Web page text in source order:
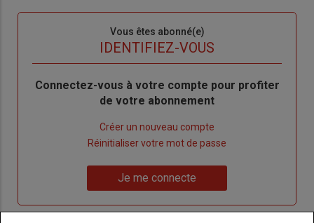
Vous êtes abonné(e)
IDENTIFIEZ-VOUS
Body
Connectez-vous à votre compte pour profiter
de votre abonnement
Créer un nouveau compte
de
Réinitialiser votre mot de passe
me
Je me connecte